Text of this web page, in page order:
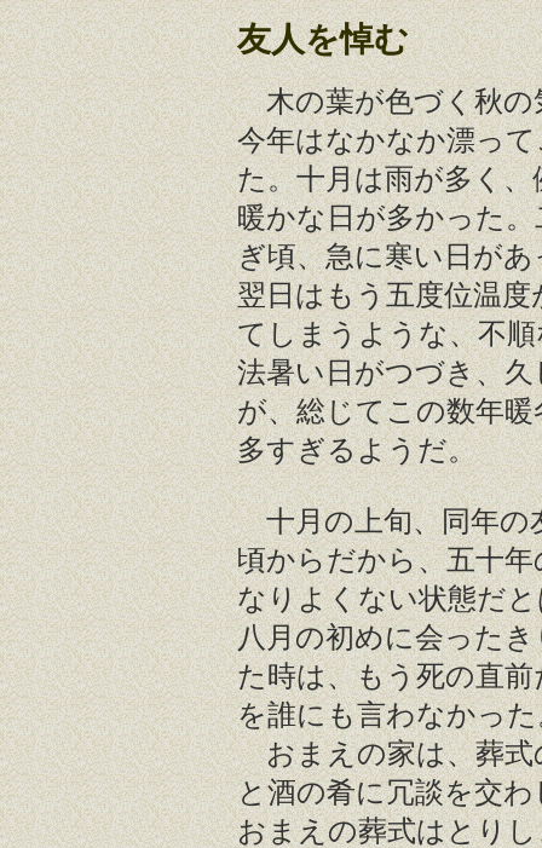
友人を悼む
木の葉が色づく秋の
今年はなかなか漂っ
た。十月は雨が多く、
暖かな日が多かった。
ぎ頃、急に寒い日が
翌日はもう五度位温度
てしまうような、不
法暑い日がつづき、
が、総じてこの数年
多すぎるようだ。
十月の上旬、同年の
頃からだから、五十
なりよくない状態だ
八月の初めに会った
た時は、もう死の直
を誰にも言わなかっ
おまえの家は、葬式
と酒の肴に冗談を交
おまえの葬式はとり